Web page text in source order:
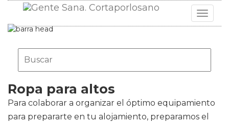
Toggle
Ropa para altos
Para colaborar a organizar el óptimo equipamiento
para prepararte en tu alojamiento, preparamos el